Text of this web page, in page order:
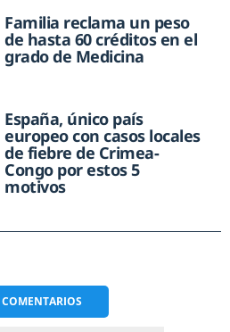
Familia reclama un peso
de hasta 60 créditos en el
grado de Medicina
España, único país
europeo con casos locales
de fiebre de Crimea-
Congo por estos 5
motivos
COMENTARIOS